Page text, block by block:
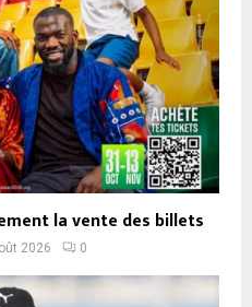
la vente des billets
2026 0